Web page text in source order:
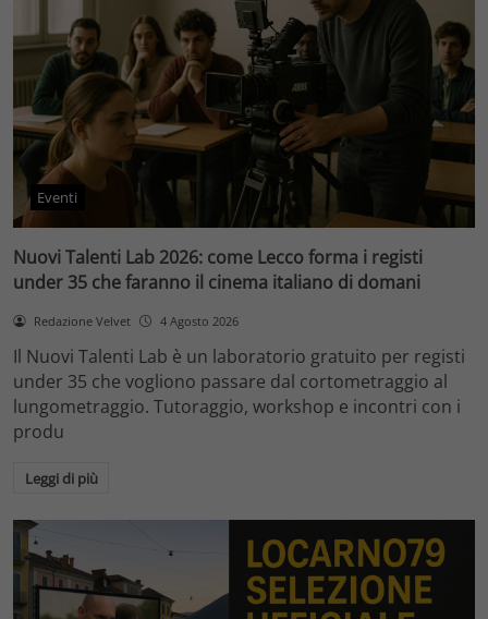
Eventi
Nuovi Talenti Lab 2026: come Lecco forma i registi
under 35 che faranno il cinema italiano di domani
Redazione Velvet 4 Agosto 2026
Il Nuovi Talenti Lab è un laboratorio gratuito per registi
under 35 che vogliono passare dal cortometraggio al
lungometraggio. Tutoraggio, workshop e incontri con i
produ
Leggi di più